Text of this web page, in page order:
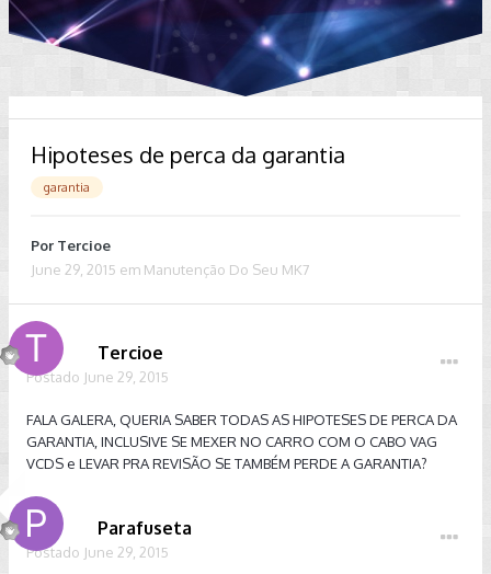
Hipoteses de perca da garantia
garantia
Por Tercioe
June 29, 2015 em Manutenção Do Seu MK7
Tercioe
Postado June 29, 2015
FALA GALERA, QUERIA SABER TODAS AS HIPOTESES DE PERCA DA
GARANTIA, INCLUSIVE SE MEXER NO CARRO COM O CABO VAG
VCDS e LEVAR PRA REVISÃO SE TAMBÉM PERDE A GARANTIA?
Parafuseta
Postado June 29, 2015